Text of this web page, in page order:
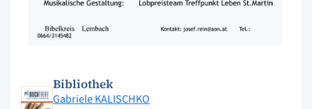
Bibliothek
Gabriele KALISCHKO